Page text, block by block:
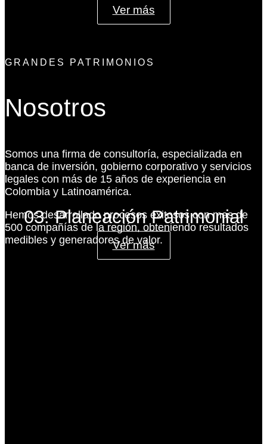
Ver más
03. Planeación Patrimonial
Ver más
GRANDES PATRIMONIOS
Nosotros
Somos una firma de consultoría, especializada en
banca de inversión, gobierno corporativo y servicios
legales con más de 15 años de experiencia en
Colombia y Latinoamérica.
Hemos desarrollado procesos exitosos con mas de
500 compañías de la región, obteniendo resultados
medibles y generadores de valor.